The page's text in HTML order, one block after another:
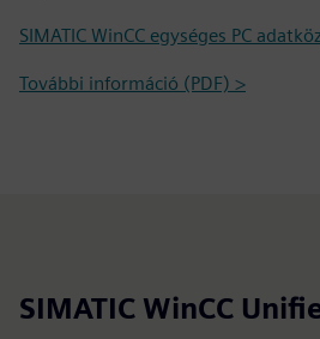
SIMATIC WinCC egységes PC
További információ (PDF) >
SIMATIC WinCC